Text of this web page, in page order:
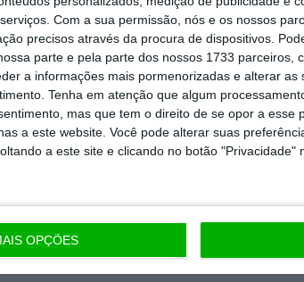
Com a sua permissão, nós e os nossos
precisos através da procura de dispositivos.
parte e pela parte dos nossos 1733 parceiros,
a informações mais pormenorizadas e alterar
Tenha em atenção que algum
mas que tem o direito de se opor a esse
a este website. Você pode alterar suas
a este site e clicando no botão "Privacidade"
OPÇÕES
constitucionais, da Lei de
Orçamento, as disposições contidas
na LQER, que não é, em termos
salienta a comissão.
que“seria adequado introduzir
“normas orçamentais gerais a
e utilização dos resultados
..